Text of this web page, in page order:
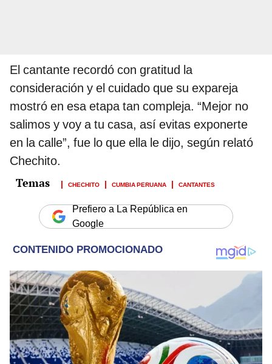
El cantante recordó con gratitud la
consideración y el cuidado que su expareja
mostró en esa etapa tan compleja. “Mejor no
salimos y voy a tu casa, así evitas exponerte
en la calle”, fue lo que ella le dijo, según relató
Chechito.
CHECHITO CUMBIA PERUANA CANTANTES
Prefiero a La República en
Google